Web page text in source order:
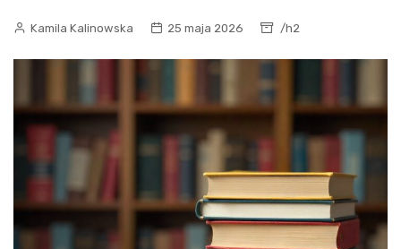
Kamila Kalinowska 25 maja 2026 /h2